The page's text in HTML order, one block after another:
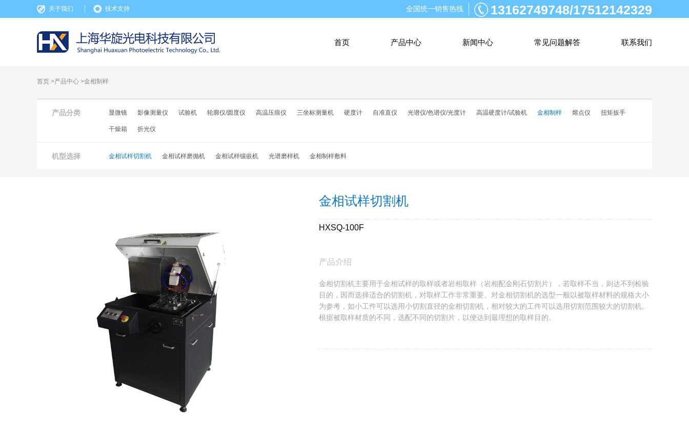
关于我们 技术支持 全国统一销售热线 13162749748/17512142329
首页 产品中心 新闻中心 常见问题解答 联系我们
首页 >产品中心 >金相制样
产品分类 显微镜 影像测量仪 试验机 轮廓仪/圆度仪 高温压痕仪 三坐标测量机 硬度计 自准直仪 光谱仪/色谱仪/光度计 高温硬度计/试验机 金相制样 熔点仪 扭矩扳手
干燥箱 折光仪
机型选择 金相试样切割机 金相试样磨抛机 金相试样镶嵌机 光谱磨样机 金相制样敷料
金相试样切割机
HXSQ-100F
产品介绍
金相切割机主要用于金相试样的取样或者岩相取样（岩相配金刚石切割片），若取样不当，则达不到检验
目的，因而选择适合的切割机，对取样工作非常重要。对金相切割机的选型一般以被取样材料的规格大小
为参考，如小工件可以选用小切割直径的金相切割机，相对较大的工件可以选用切割范围较大的切割机。
根据被取样材质的不同，选配不同的切割片，以便达到最理想的取样目的。